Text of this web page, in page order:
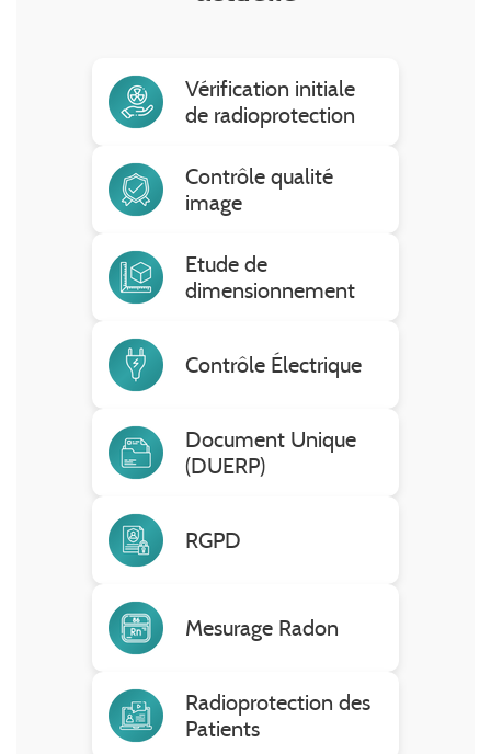
Vérification initiale
de radioprotection
Contrôle qualité
image
Etude de
dimensionnement
Contrôle Électrique
Document Unique
(DUERP)
RGPD
Mesurage Radon
Radioprotection des
Patients